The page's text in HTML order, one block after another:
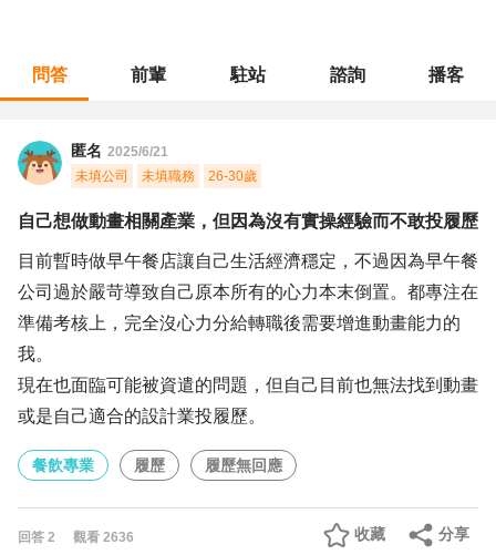
問答 前輩 駐站 諮詢 播客
匿名 2025/6/21
未填公司
未填職務 26-30歲
自己想做動畫相關產業，但因為沒有實操經驗而不敢投履歷
目前暫時做早午餐店讓自己生活經濟穩定，不過因為早午餐
公司過於嚴苛導致自己原本所有的心力本末倒置。都專注在
準備考核上，完全沒心力分給轉職後需要增進動畫能力的
我。
現在也面臨可能被資遣的問題，但自己目前也無法找到動畫
或是自己適合的設計業投履歷。
餐飲專業 履歷 履歷無回應
回答 2 觀看 2636 分享
收藏